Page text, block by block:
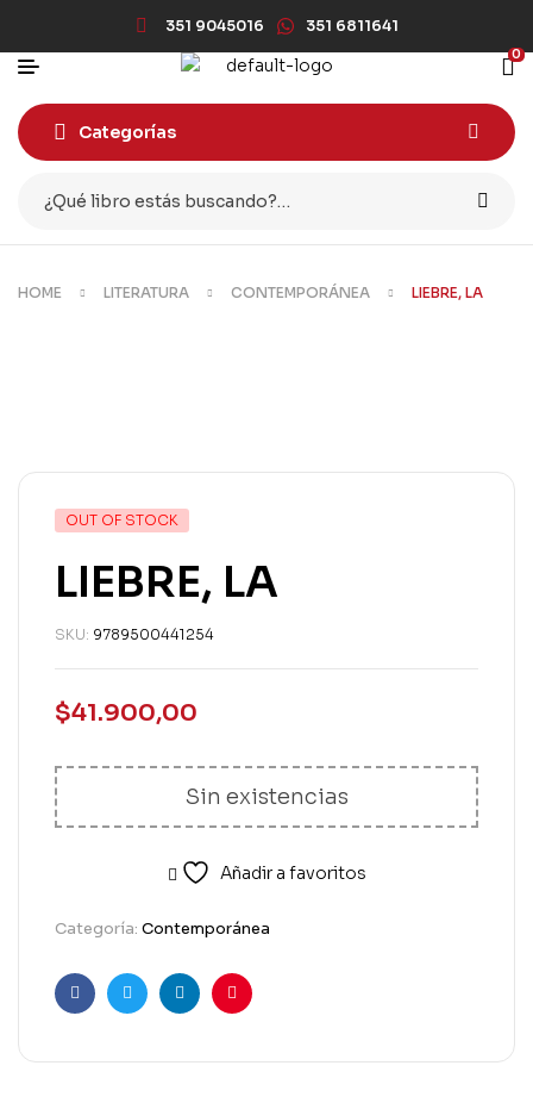
351 9045016 351 6811641
0
Categorías
HOME LITERATURA CONTEMPORÁNEA LIEBRE, LA
OUT OF STOCK
LIEBRE, LA
SKU: 9789500441254
$41.900,00
Sin existencias
Añadir a favoritos
Categoría: Contemporánea
FacebookTwitterLinkedinPinterest